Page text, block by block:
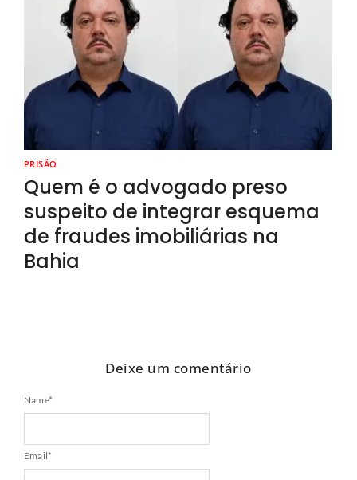
PRISÃO
Quem é o advogado preso
suspeito de integrar esquema
de fraudes imobiliárias na
Bahia
Deixe um comentário
Name*
Email*